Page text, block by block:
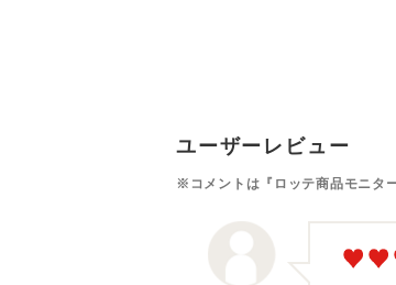
ユーザーレビュー
※コメントは『ロッテ商品モニタ